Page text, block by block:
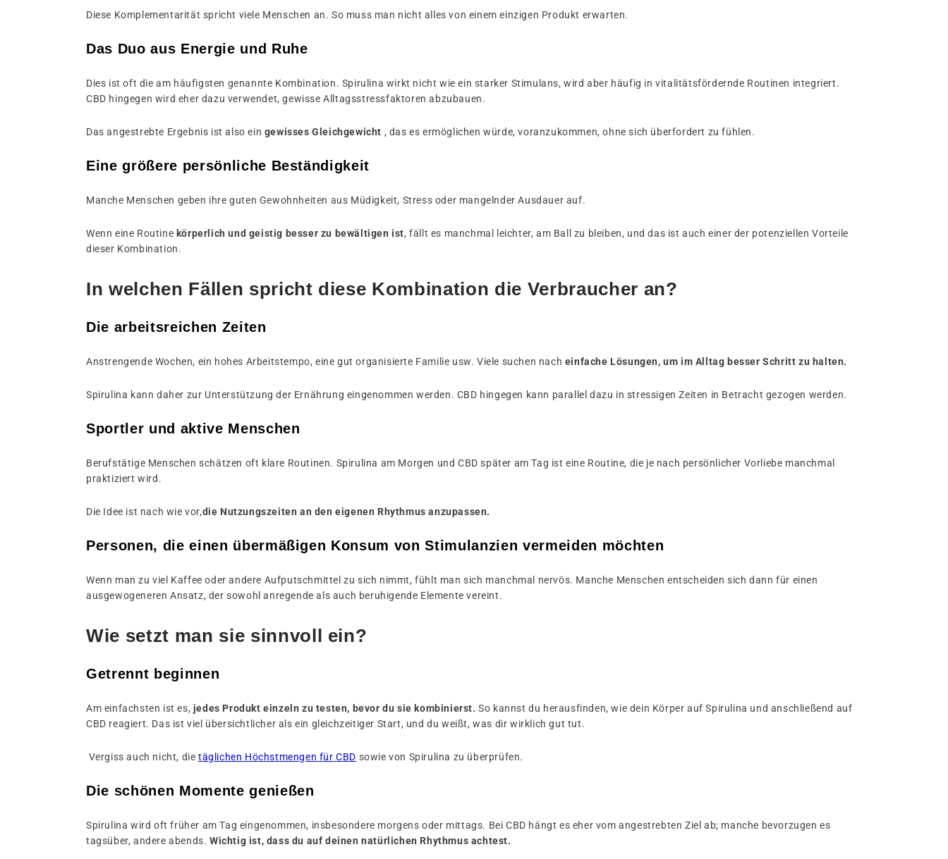
Diese Komplementarität spricht viele Menschen an. So muss man nicht alles von einem einzigen Produkt erwarten.
Das Duo aus Energie und Ruhe
Dies ist oft die am häufigsten genannte Kombination. Spirulina wirkt nicht wie ein starker Stimulans, wird aber häufig in vitalitätsfördernde Routinen integriert.
CBD hingegen wird eher dazu verwendet, gewisse Alltagsstressfaktoren abzubauen.
Das angestrebte Ergebnis ist also ein gewisses Gleichgewicht , das es ermöglichen würde, voranzukommen, ohne sich überfordert zu fühlen.
Eine größere persönliche Beständigkeit
Manche Menschen geben ihre guten Gewohnheiten aus Müdigkeit, Stress oder mangelnder Ausdauer auf.
Wenn eine Routine körperlich und geistig besser zu bewältigen ist, fällt es manchmal leichter, am Ball zu bleiben, und das ist auch einer der potenziellen Vorteile
dieser Kombination.
In welchen Fällen spricht diese Kombination die Verbraucher an?
Die arbeitsreichen Zeiten
Anstrengende Wochen, ein hohes Arbeitstempo, eine gut organisierte Familie usw. Viele suchen nach einfache Lösungen, um im Alltag besser Schritt zu halten.
Spirulina kann daher zur Unterstützung der Ernährung eingenommen werden. CBD hingegen kann parallel dazu in stressigen Zeiten in Betracht gezogen werden.
Sportler und aktive Menschen
Berufstätige Menschen schätzen oft klare Routinen. Spirulina am Morgen und CBD später am Tag ist eine Routine, die je nach persönlicher Vorliebe manchmal
praktiziert wird.
Die Idee ist nach wie vor,die Nutzungszeiten an den eigenen Rhythmus anzupassen.
Personen, die einen übermäßigen Konsum von Stimulanzien vermeiden möchten
Wenn man zu viel Kaffee oder andere Aufputschmittel zu sich nimmt, fühlt man sich manchmal nervös. Manche Menschen entscheiden sich dann für einen
ausgewogeneren Ansatz, der sowohl anregende als auch beruhigende Elemente vereint.
Wie setzt man sie sinnvoll ein?
Getrennt beginnen
Am einfachsten ist es, jedes Produkt einzeln zu testen, bevor du sie kombinierst. So kannst du herausfinden, wie dein Körper auf Spirulina und anschließend auf
CBD reagiert. Das ist viel übersichtlicher als ein gleichzeitiger Start, und du weißt, was dir wirklich gut tut.
Vergiss auch nicht, dietäglichen Höchstmengen für CBD sowie von Spirulina zu überprüfen.
Die schönen Momente genießen
Spirulina wird oft früher am Tag eingenommen, insbesondere morgens oder mittags. Bei CBD hängt es eher vom angestrebten Ziel ab; manche bevorzugen es
tagsüber, andere abends. Wichtig ist, dass du auf deinen natürlichen Rhythmus achtest.